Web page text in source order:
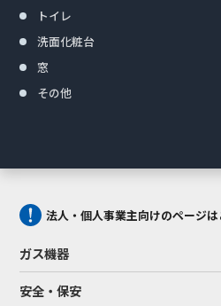
トイレ
洗面化粧台
窓
その他
法人・個人事業主向けのページは
ガス機器
安全・保安